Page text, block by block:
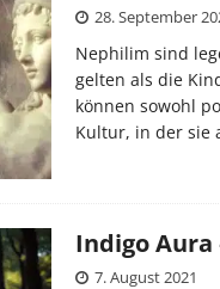
28. September
Nephilim sind
gelten als die
können sowohl
Kultur, in der sie
Indigo
7. August 2021